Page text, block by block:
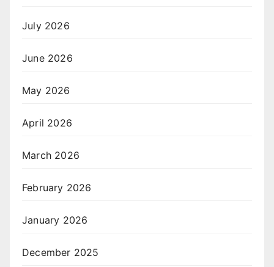
July 2026
June 2026
May 2026
April 2026
March 2026
February 2026
January 2026
December 2025